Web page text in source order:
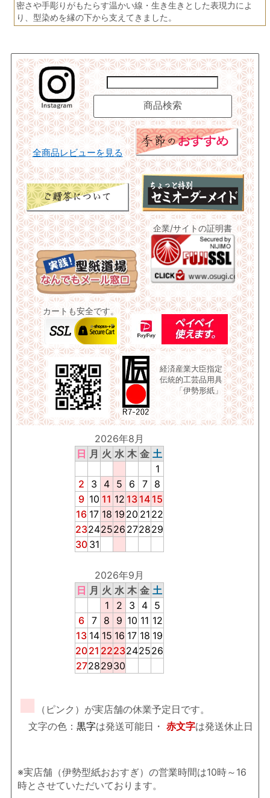
密さや手彫りがもたらす温かい線・生き生きとした表現力によ
り、型染めを縁の下から支えてきました。
全商品レビューを見る
企業/サイトの証明書
カートも安全です。
経済産業大臣指定
伝統的工芸品用具
「伊勢形紙」
2026年8月
日 月 火 水 木 金 土
1
2
3 4 5 6 7
8
9 10 11 12 13 14 15
16 17 18 19 20 21 22
23242526 272829
30 31
2026年9月
日 月 火 水 木 金 土
1
2 3 4 5
6 7 8 9 10 11 12
13 14 15 16 17 18 19
2021 2223242526
27282930
■
（ピンク）が実店舗の休業予定日です。
文字の色： 黒字は発送可能日・ 赤文字は発送休止日
※実店舗（伊勢型紙おおすぎ）の営業時間は10時～16
時とさせていただいております。